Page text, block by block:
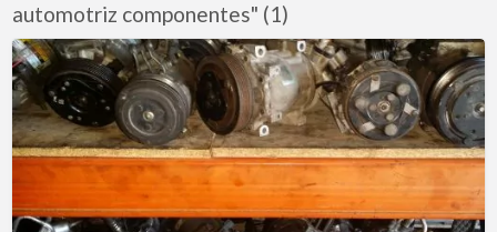
automotriz componentes" (1)
COMPRESORES
AIRE
ACONDICIONADO